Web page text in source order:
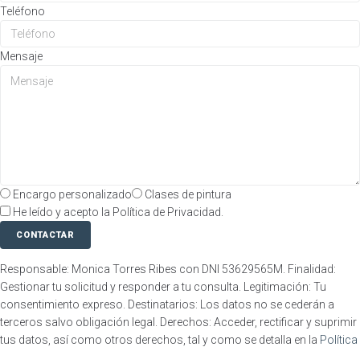
Teléfono
Mensaje
Encargo personalizado
Clases de pintura
He leído y acepto la Política de Privacidad.
CONTACTAR
Responsable: Monica Torres Ribes con DNI 53629565M. Finalidad:
Gestionar tu solicitud y responder a tu consulta. Legitimación: Tu
consentimiento expreso. Destinatarios: Los datos no se cederán a
terceros salvo obligación legal. Derechos: Acceder, rectificar y suprimir
tus datos, así como otros derechos, tal y como se detalla en la Política